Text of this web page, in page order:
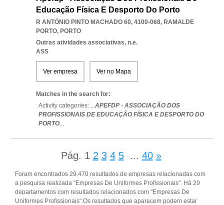
Educação Física E Desporto Do Porto
R ANTÓNIO PINTO MACHADO 60, 4100-068, RAMALDE
PORTO, PORTO
Outras atividades associativas, n.e.
ASS
Ver empresa Ver no Mapa
Matches in the search for:
Activity categories: ...APEFDP - ASSOCIAÇÃO DOS
PROFISSIONAIS DE EDUCAÇÃO FÍSICA E DESPORTO DO
PORTO...
Pág. 1 2 3 4 5 ... 40 »
Foram encontrados 29.470 resultados de empresas relacionadas com
a pesquisa realizada "Empresas De Uniformes Profissionais". Há 29
departamentos com resultados relacionados com "Empresas De
Uniformes Profissionais".Os resultados que aparecem podem estar